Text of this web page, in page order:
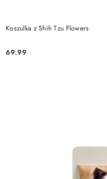
Koszulka z Shih Tzu Flowers
Cena:
69.99